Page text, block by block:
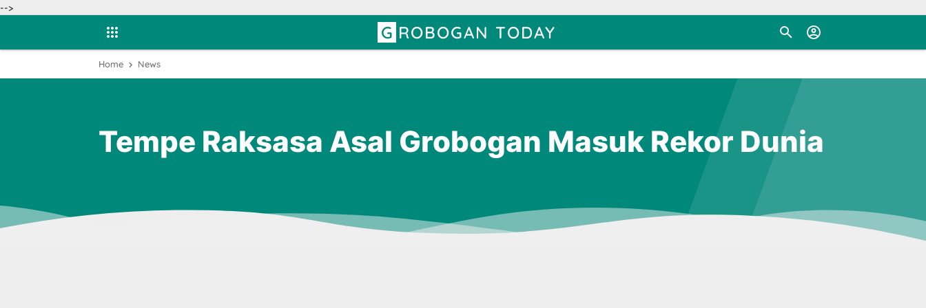
-->
GROBOGAN TODAY
Home News
Tempe Raksasa Asal Grobogan Masuk Rekor Dunia